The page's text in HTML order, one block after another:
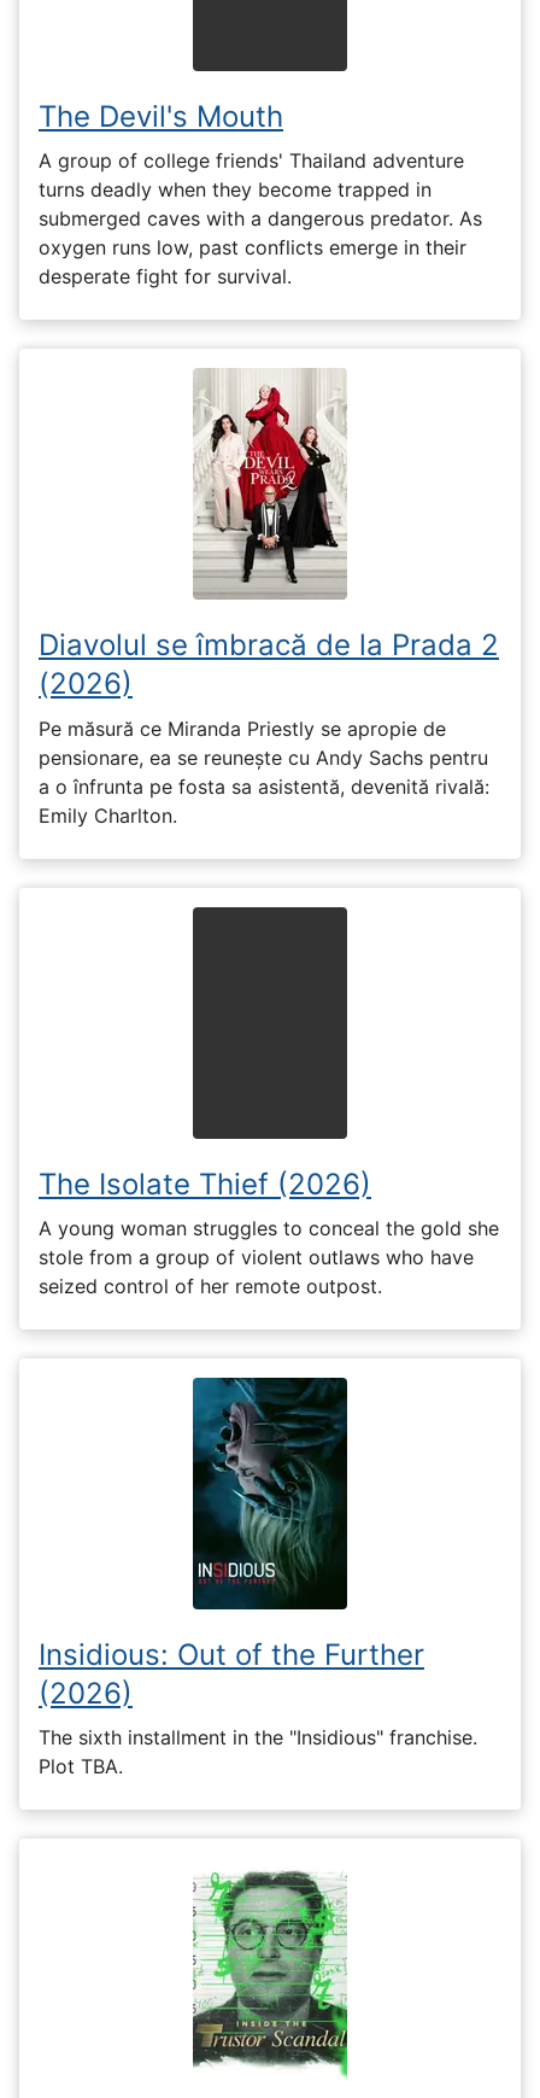
The Devil's Mouth
A group of college friends' Thailand adventure
turns deadly when they become trapped in
submerged caves with a dangerous predator. As
oxygen runs low, past conflicts emerge in their
desperate fight for survival.
Diavolul se îmbracă de la Prada 2
(2026)
Pe măsură ce Miranda Priestly se apropie de
pensionare, ea se reunește cu Andy Sachs pentru
a o înfrunta pe fosta sa asistentă, devenită rivală:
Emily Charlton.
The Isolate Thief (2026)
A young woman struggles to conceal the gold she
stole from a group of violent outlaws who have
seized control of her remote outpost.
Insidious: Out of the Further
(2026)
The sixth installment in the "Insidious" franchise.
Plot TBA.